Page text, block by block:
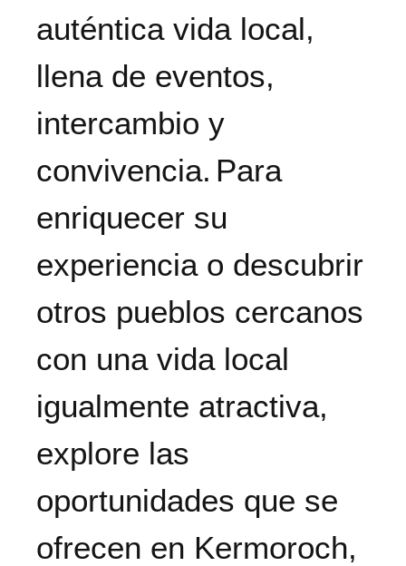
auténtica vida local,
llena de eventos,
intercambio y
convivencia. Para
enriquecer su
experiencia o descubrir
otros pueblos cercanos
con una vida local
igualmente atractiva,
explore las
oportunidades que se
ofrecen en Kermoroch,